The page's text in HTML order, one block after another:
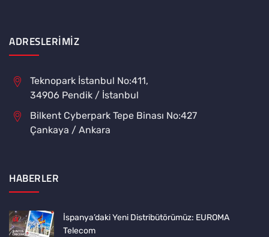
ADRESLERIMIZ
Teknopark İstanbul No:411,
34906 Pendik / İstanbul
Bilkent Cyberpark Tepe Binası No:427
Çankaya / Ankara
HABERLER
İspanya’daki Yeni Distribütörümüz: EUROMA
Telecom